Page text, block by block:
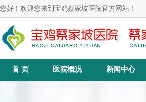
您好！欢迎您来到宝鸡蔡家坡医院官方网站！
首 页 医院概况 新闻中心